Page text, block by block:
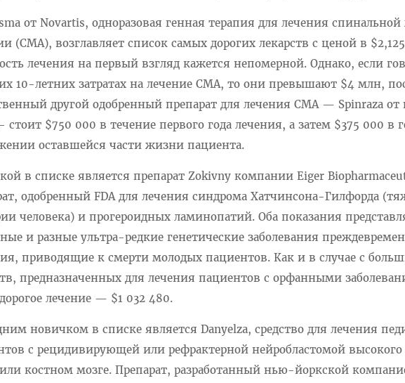
от Novartis, одноразовая генная терапия для лечения
(СМА), возглавляет список самых дорогих лекарств с ценой в
лечения на первый взгляд кажется непомерной. Однако, если
10-летних затратах на лечение СМА, то они превышают $4 млн,
другой одобренный препарат для лечения СМА — Spinraza
стоит $750 000 в течение первого года лечения, а затем $375 000 в
оставшейся части жизни пациента.
в ​​списке является препарат Zokivny компании Eiger
одобренный FDA для лечения синдрома Хатчинсона-Гилфорда
человека) и прогероидных ламинопатий. Оба показания
и разные ультра-редкие генетические заболевания
приводящие к смерти молодых пациентов. Как и в случае с
предназначенных для лечения пациентов с орфанными
лечение — $1 032 480.
новичком в списке является Danyelza, средство для лечения
с рецидивирующей или рефрактерной нейробластомой высокого
костном мозге. Препарат, разработанный нью-йоркской